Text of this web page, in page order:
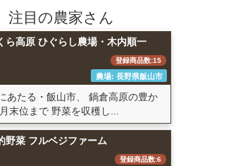
注目の農家さん
ら高原 ひぐらし農場・木内順一
登録商品数:15
農場: 長野県飯山市
あたる・飯山市、 鍋倉高原の豊か
末位まで 野菜を収穫し...
野菜 フルベジファーム
登録商品数:6